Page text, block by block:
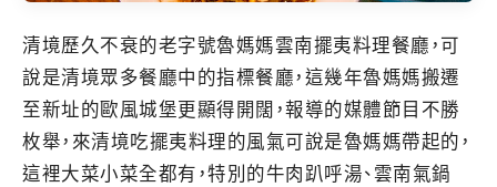
清境歷久不衰的老字號魯媽媽雲南擺夷料理餐廳，可
說是清境眾多餐廳中的指標餐廳，這幾年魯媽媽搬遷
至新址的歐風城堡更顯得開闊，報導的媒體節目不勝
枚舉，來清境吃擺夷料理的風氣可說是魯媽媽帶起的，
這裡大菜小菜全都有，特別的牛肉趴呼湯、雲南氣鍋